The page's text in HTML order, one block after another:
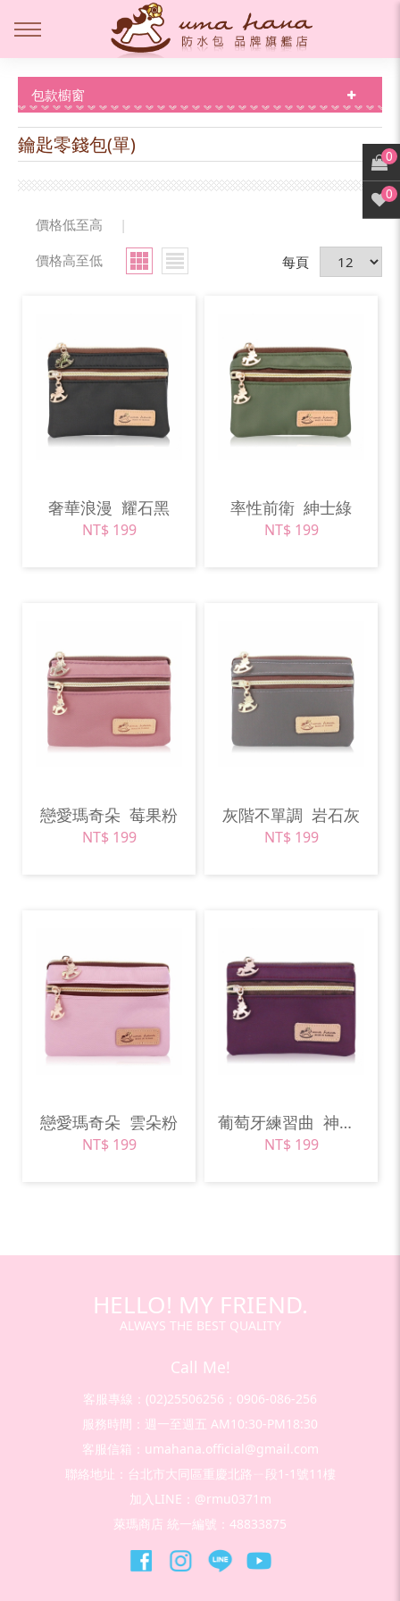
包款櫥窗
鑰匙零錢包(單)
價格低至高
|
價格高至低
每頁
奢華浪漫 耀石黑
NT$ 199
率性前衛 紳士綠
NT$ 199
戀愛瑪奇朵 莓果粉
NT$ 199
灰階不單調 岩石灰
NT$ 199
戀愛瑪奇朵 雲朵粉
NT$ 199
葡萄牙練習曲 神秘紫
NT$ 199
HELLO! MY FRIEND.
ALWAYS THE BEST QUALITY
Call Me!
客服專線：(02)25506256；0906-086-256
服務時間：週一至週五 AM10:30-PM18:30
客服信箱：umahana.official@gmail.com
聯絡地址：台北市大同區重慶北路ㄧ段1-1號11樓
加入LINE：@rmu0371m
萊瑪商店 統一編號：48833875
0
0